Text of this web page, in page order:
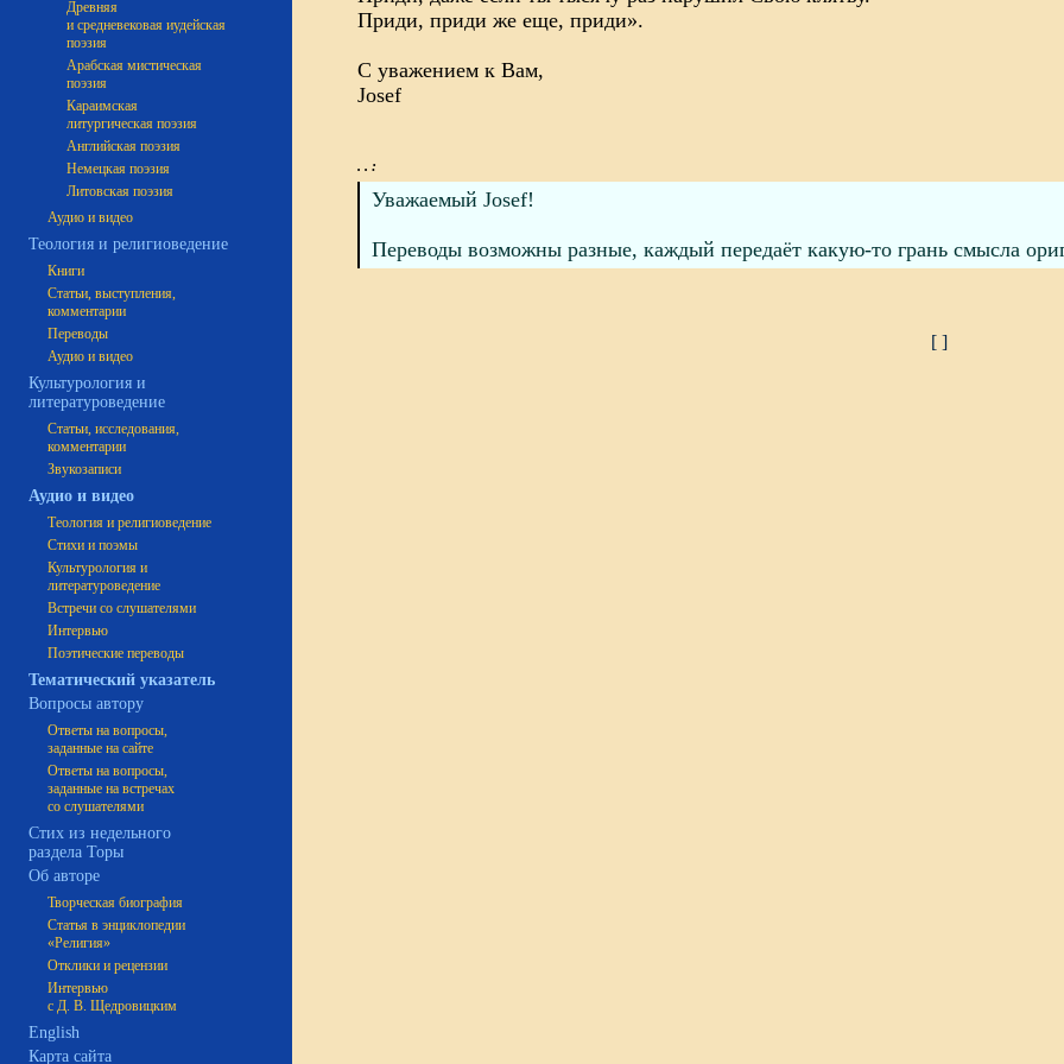
Древняя
и средневековая иудейская
поэзия
Арабская мистическая
поэзия
Караимская
литургическая поэзия
Английская поэзия
Немецкая поэзия
Литовская поэзия
Аудио и видео
Теология и религиоведение
Книги
Статьи, выступления,
комментарии
Переводы
Аудио и видео
Культурология и
литературоведение
Статьи, исследования,
комментарии
Звукозаписи
Аудио и видео
Теология и религиоведение
Стихи и поэмы
Культурология и
литературоведение
Встречи со слушателями
Интервью
Поэтические переводы
Тематический указатель
Вопросы автору
Ответы на вопросы,
заданные на сайте
Ответы на вопросы,
заданные на встречах
со слушателями
Стих из недельного
раздела Торы
Об авторе
Творческая биография
Статья в энциклопедии
«Религия»
Отклики и рецензии
Интервью
с Д. В. Щедровицким
English
Карта сайта
Приди, приди же еще, приди».
С уважением к Вам,
Josef
. . :
Уважаемый Josef!
Переводы возможны разные, каждый передаёт какую-то грань смысла
[ ]